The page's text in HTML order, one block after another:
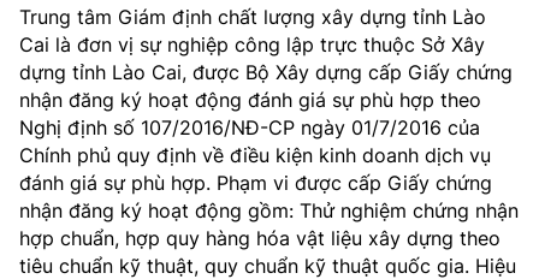
Lịch sử phát triển
Sở Khoa học và Công nghệ
Đổi mới sáng tạo
Chuyển đổi số
Bưu chính, Viễn thông
Sở hữu trí tuệ
Tiêu chuẩn, đo lường, chất lượng
Hệ thống văn bản
Văn bản QPPL
Văn bản chỉ đạo điều hành
Lấy ý kiến người dân về dự thảo VBQPPL
MST IOFFICE
THỐNG KÊ
Khoa học và Công nghệ
Đổi mới sáng tạo
Multimedia
THƯ ĐIỆN TỬ
Trung tâm Giám định chất lượng xây dựng tỉnh Lào
Cai là đơn vị sự nghiệp công lập trực thuộc Sở Xây
dựng tỉnh Lào Cai, được Bộ Xây dựng cấp Giấy chứng
nhận đăng ký hoạt động đánh giá sự phù hợp theo
Nghị định số 107/2016/NĐ-CP ngày 01/7/2016 của
Chính phủ quy định về điều kiện kinh doanh dịch vụ
đánh giá sự phù hợp. Phạm vi được cấp Giấy chứng
nhận đăng ký hoạt động gồm: Thử nghiệm chứng nhận
hợp chuẩn, hợp quy hàng hóa vật liệu xây dựng theo
tiêu chuẩn kỹ thuật, quy chuẩn kỹ thuật quốc gia. Hiệu